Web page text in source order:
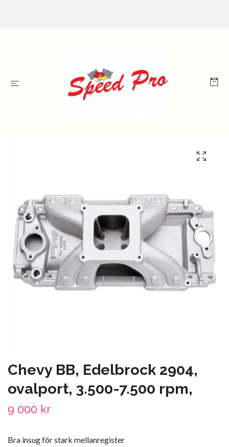
Chevy BB, Edelbrock 2904,
ovalport, 3.500-7.500 rpm,
9 000 kr
Bra insug för stark mellanregister